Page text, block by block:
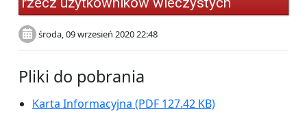
środa, 09 wrzesień 2020 22:48
Pliki do pobrania
Karta Informacyjna (PDF 127.42 KB)